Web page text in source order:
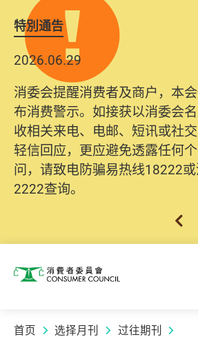
特別通告
2026.06.29
消委会提醒消费者及商户，本
布消费警示。如接获以消委会
收相关来电、电邮、短讯或社
轻信回应，更应避免透露任何
问，请致电防骗易热线18222
2222查询。
消费者委员会
首页 选择月刊 过往期刊